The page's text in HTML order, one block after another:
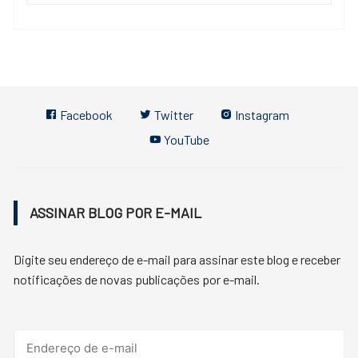
Facebook Twitter
Instagram
YouTube
ASSINAR BLOG POR E-MAIL
Digite seu endereço de e-mail para assinar este blog e receber
notificações de novas publicações por e-mail.